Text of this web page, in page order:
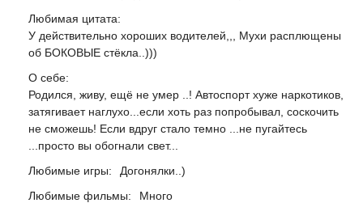
Любимая цитата:
У действительно хороших водителей,,, Мухи расплющены
об БОКОВЫЕ стёкла..)))
О себе:
Родился, живу, ещё не умер ..! Автоспорт хуже наркотиков,
затягивает наглухо...если хоть раз попробывал, соскочить
не сможешь! Если вдруг стало темно ...не пугайтесь
...просто вы обогнали свет...
Любимые игры:
Догонялки..)
Любимые фильмы:
Много